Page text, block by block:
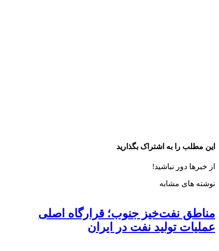
این مطلب را به اشتراک بگذارید
از خبرها دور نباشید!
نوشته های مشابه
مناطق نفت‌خیز جنوب؛ قرارگاه اصلی
عملیات تولید نفت در ایران